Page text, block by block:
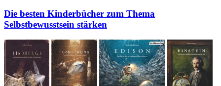
Die besten Kinderbücher zum Thema
Selbstbewusstsein stärken